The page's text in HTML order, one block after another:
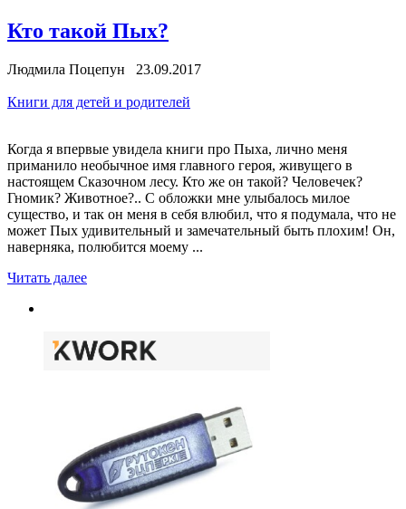
Кто такой Пых?
Людмила Поцепун 23.09.2017
Книги для детей и родителей
Когда я впервые увидела книги про Пыха, лично меня
приманило необычное имя главного героя, живущего в
настоящем Сказочном лесу. Кто же он такой? Человечек?
Гномик? Животное?.. С обложки мне улыбалось милое
существо, и так он меня в себя влюбил, что я подумала, что не
может Пых удивительный и замечательный быть плохим! Он,
наверняка, полюбится моему ...
Читать далее